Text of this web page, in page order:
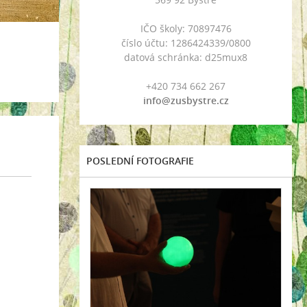
IČO školy: 70897476
číslo účtu: 1286424339/0800
datová schránka: d25mux8
+420 734 662 267
info@zusbystre.cz
POSLEDNÍ FOTOGRAFIE